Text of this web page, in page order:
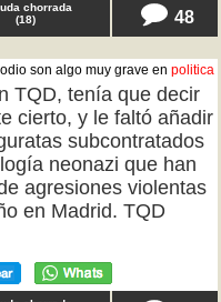
chorrada
(18) 48
son algo muy grave en politica
TQD, tenía que decir
cierto, y le faltó añadir
subcontratados
neonazi que han
agresiones violentas
en Madrid. TQD